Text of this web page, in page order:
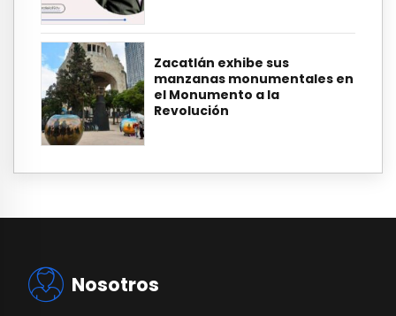
Zacatlán exhibe sus
manzanas monumentales en
el Monumento a la
Revolución
Nosotros